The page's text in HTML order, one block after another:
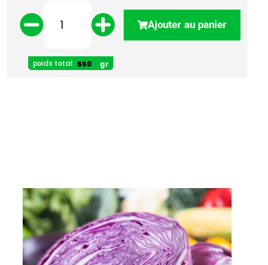
poids total gr
Ajouter au panier